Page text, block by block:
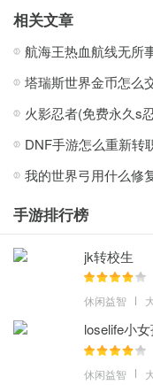
游戏优势
游戏可爱的画风、轻松
恐龙战斗冒险体验非常
策略来成功地进行冒险战
游戏中的各种恐龙角色
玩家可以定期抚摸可爱
的互动性和乐趣，体验恐
独特的恐龙角色训练和
戏中享受训练和养成的乐趣
游戏采用全新引擎打造
为玩家呈现了一个丰富
玩家需要合理搭配不同
相关文章
塔瑞斯世界金币怎么
DNF手游怎么重新转
我的世界弓用什么修
手游排行榜
jk转校生
休闲益智
loselife小
休闲益智